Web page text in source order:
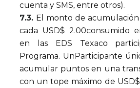
cuenta y SMS, entre otros).
7.3. El monto de
cada USD$ 2.00consumido
en las EDS Texaco
Programa. UnParticipante
acumular puntos en una
con un tope máximo de